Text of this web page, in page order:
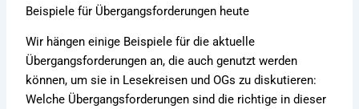
Beispiele für Übergangsforderungen heute
Wir hängen einige Beispiele für die aktuelle
Übergangsforderungen an, die auch genutzt werden
können, um sie in Lesekreisen und OGs zu diskutieren:
Welche Übergangsforderungen sind die richtige in dieser